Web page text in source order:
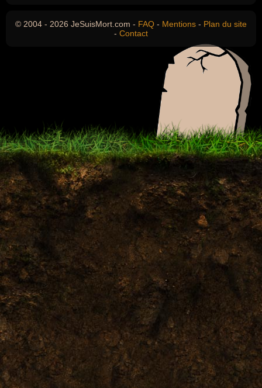
© 2004 - 2026 JeSuisMort.com - FAQ - Mentions - Plan du site
- Contact